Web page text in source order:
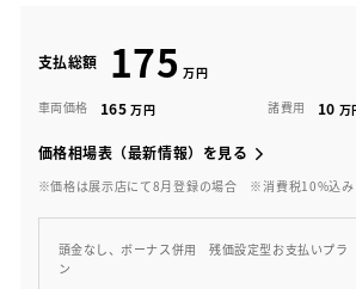
支払総額 175
車両価格 165 諸費用 10
価格相場表（最新情報）を見る
※価格は展示店にて8月登録の場合 ※消費税10%込み
頭金なし、ボーナス併用 残価設定型お支払いプラ
ン